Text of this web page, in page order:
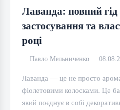
Лаванда: повний
застосування та
році
Павло Мельниченко
Лаванда — це не просто
фіолетовими колосками. Це
який поєднує в собі